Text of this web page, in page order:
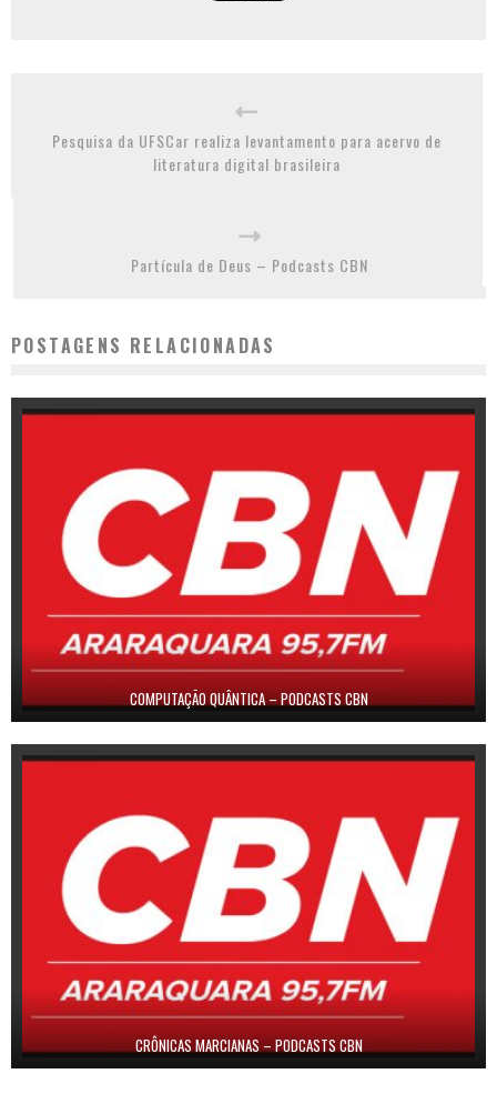
Pesquisa da UFSCar realiza levantamento para acervo de
literatura digital brasileira
Partícula de Deus – Podcasts CBN
POSTAGENS RELACIONADAS
COMPUTAÇÃO QUÂNTICA – PODCASTS CBN
CRÔNICAS MARCIANAS – PODCASTS CBN